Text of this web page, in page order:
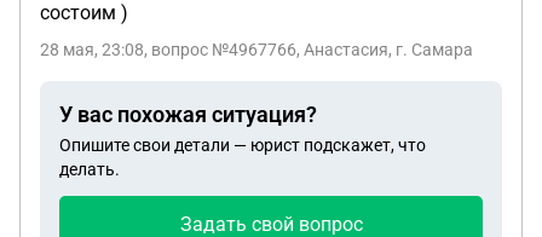
состоим )
28 мая, 23:08, вопрос №4967766, Анастасия, г. Самара
У вас похожая ситуация?
Опишите свои детали — юрист подскажет, что
делать.
Задать свой вопрос